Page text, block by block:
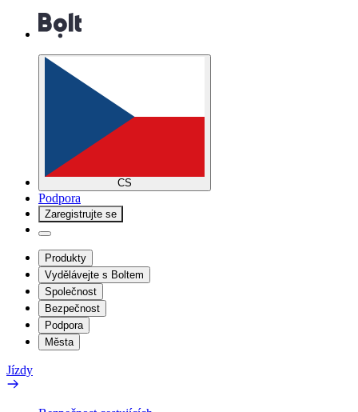
CS
Podpora
Zaregistrujte se
Produkty
Vydělávejte s Boltem
Společnost
Bezpečnost
Podpora
Města
Jízdy